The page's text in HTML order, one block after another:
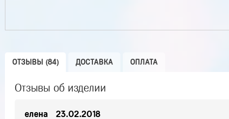
ОТЗЫВЫ (84) ДОСТАВКА ОПЛАТА
Отзывы об изделии
елена 23.02.2018